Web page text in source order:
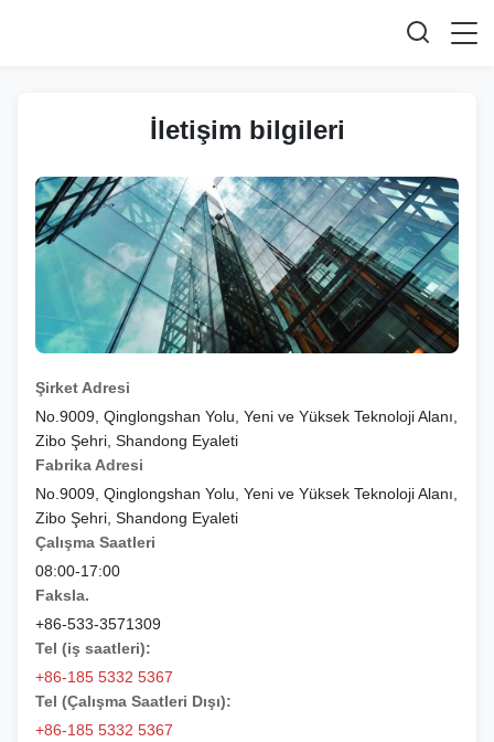
İletişim bilgileri
Şirket Adresi
No.9009, Qinglongshan Yolu, Yeni ve Yüksek Teknoloji Alanı,
Zibo Şehri, Shandong Eyaleti
Fabrika Adresi
No.9009, Qinglongshan Yolu, Yeni ve Yüksek Teknoloji Alanı,
Zibo Şehri, Shandong Eyaleti
Çalışma Saatleri
08:00-17:00
Faksla.
+86-533-3571309
Tel (iş saatleri):
+86-185 5332 5367
Tel (Çalışma Saatleri Dışı):
+86-185 5332 5367